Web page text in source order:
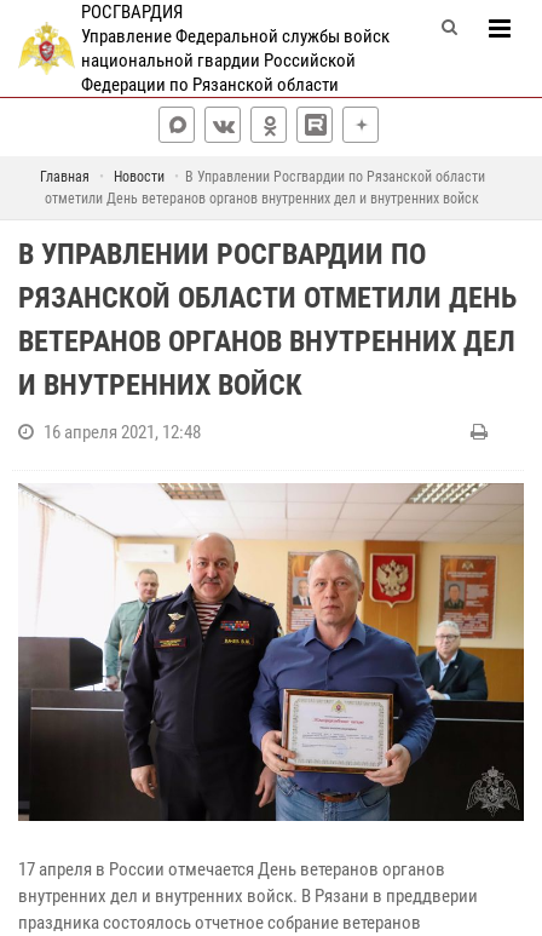
РОСГВАРДИЯ
Управление Федеральной службы войск
национальной гвардии Российской
Федерации по Рязанской области
Главная Новости
В Управлении Росгвардии по Рязанской области
отметили День ветеранов органов внутренних дел и внутренних войск
В УПРАВЛЕНИИ РОСГВАРДИИ ПО
РЯЗАНСКОЙ ОБЛАСТИ ОТМЕТИЛИ ДЕНЬ
ВЕТЕРАНОВ ОРГАНОВ ВНУТРЕННИХ ДЕЛ
И ВНУТРЕННИХ ВОЙСК
16 апреля 2021, 12:48
17 апреля в России отмечается День ветеранов органов
внутренних дел и внутренних войск. В Рязани в преддверии
праздника состоялось отчетное собрание ветеранов